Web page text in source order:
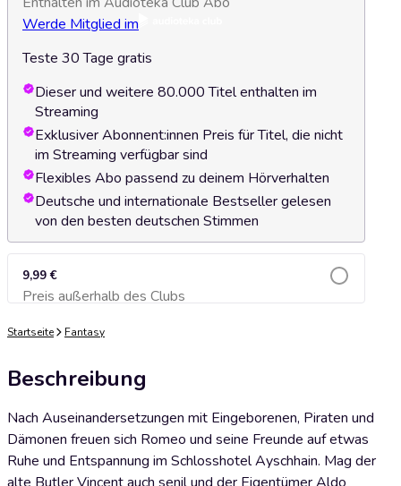
Werde Mitglied im
Teste 30 Tage gratis
Dieser und weitere 80.000 Titel enthalten im
Streaming
Exklusiver Abonnent:innen Preis für Titel, die nicht
im Streaming verfügbar sind
Flexibles Abo passend zu deinem Hörverhalten
Deutsche und internationale Bestseller gelesen
von den besten deutschen Stimmen
9,99 €
Preis außerhalb des ClubsZum Warenkorb hinzufügen
Startseite Fantasy
Beschreibung
Nach Auseinandersetzungen mit Eingeborenen, Piraten und
Dämonen freuen sich Romeo und seine Freunde auf etwas
Ruhe und Entspannung im Schlosshotel Ayschhain. Mag der